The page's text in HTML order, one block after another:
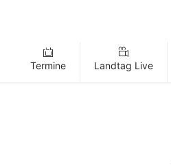
Termine Landtag Live